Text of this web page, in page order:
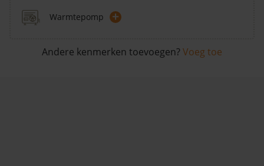
Warmtepomp +
Andere kenmerken toevoegen? Voeg toe